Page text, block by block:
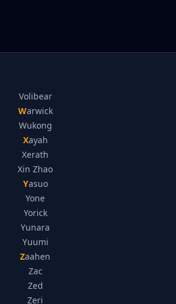
Volibear
Warwick
Wukong
Xayah
Xerath
Xin Zhao
Yasuo
Yone
Yorick
Yunara
Yuumi
Zaahen
Zac
Zed
Zeri